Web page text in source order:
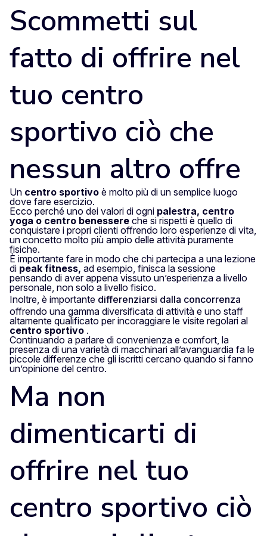
Scommetti sul
fatto di offrire nel
tuo centro
sportivo ciò che
nessun altro offre
Un centro sportivo è molto più di un semplice luogo
dove fare esercizio.
Ecco perché uno dei valori di ogni palestra, centro
yoga o centro benessere che si rispetti è quello di
conquistare i propri clienti offrendo loro esperienze di vita,
un concetto molto più ampio delle attività puramente
fisiche.
È importante fare in modo che chi partecipa a una lezione
di peak fitness, ad esempio, finisca la sessione
pensando di aver appena vissuto un’esperienza a livello
personale, non solo a livello fisico.
Inoltre, è importante differenziarsi dalla concorrenza
offrendo una gamma diversificata di attività e uno staff
altamente qualificato per incoraggiare le visite regolari al
centro sportivo .
Continuando a parlare di convenienza e comfort, la
presenza di una varietà di macchinari all’avanguardia fa le
piccole differenze che gli iscritti cercano quando si fanno
un’opinione del centro.
Ma non
dimenticarti di
offrire nel tuo
centro sportivo ciò